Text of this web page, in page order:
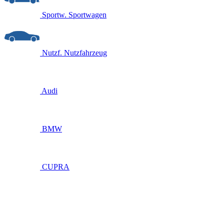
Sportw. Sportwagen
Nutzf. Nutzfahrzeug
Audi
BMW
CUPRA